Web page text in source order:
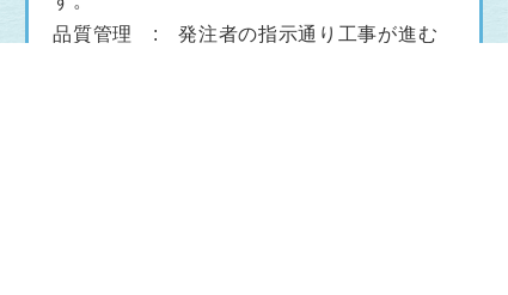
品質管理 : 発注者の指示通り工事が進む